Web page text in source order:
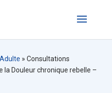
Adulte »Consultations
la Douleur chronique rebelle –